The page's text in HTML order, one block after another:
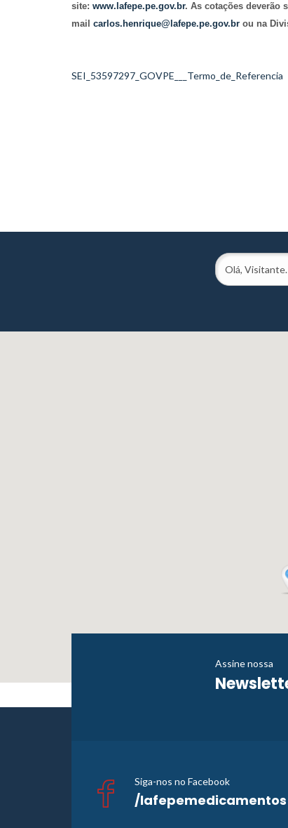
site: www.lafepe.pe.gov.br. As cotações deverão
mail carlos.henrique@lafepe.pe.gov.br ou na
SEI_53597297_GOVPE___Termo_de_Referencia
Assine nossa
Siga-nos no Facebook
/lafepemedicamentos